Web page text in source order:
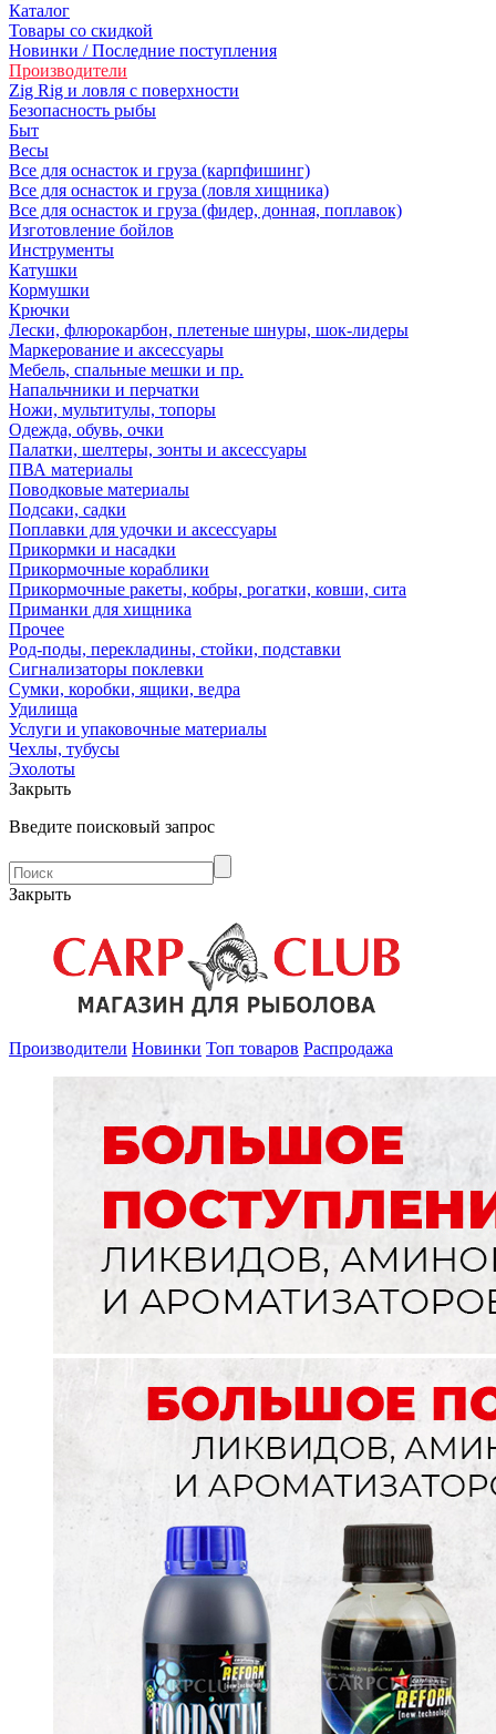
Каталог
Товары со скидкой
Новинки / Последние поступления
Производители
Zig Rig и ловля с поверхности
Безoпасность рыбы
Быт
Весы
Все для оснасток и груза (карпфишинг)
Все для оснасток и груза (ловля хищника)
Все для оснасток и груза (фидер, донная, поплавок)
Изготовление бойлов
Инструменты
Катушки
Кормушки
Крючки
Лески, флюрокарбон, плетеные шнуры, шок-лидеры
Маркерование и аксессуары
Мебель, спальные мешки и пр.
Напальчники и перчатки
Ножи, мультитулы, топоры
Одежда, обувь, очки
Палатки, шелтеры, зонты и аксессуары
ПВА материалы
Поводковые материалы
Подсаки, садки
Поплавки для удочки и аксессуары
Прикормки и насадки
Прикормочные кораблики
Прикормочные ракеты, кобры, рогатки, ковши, сита
Приманки для хищника
Прочее
Род-поды, перекладины, стойки, подставки
Сигнализаторы поклевки
Сумки, коробки, ящики, ведра
Удилища
Услуги и упаковочные материалы
Чехлы, тубусы
Эхолоты
Закрыть
Введите поисковый запрос
Закрыть
Производители Новинки Топ товаров Распродажа